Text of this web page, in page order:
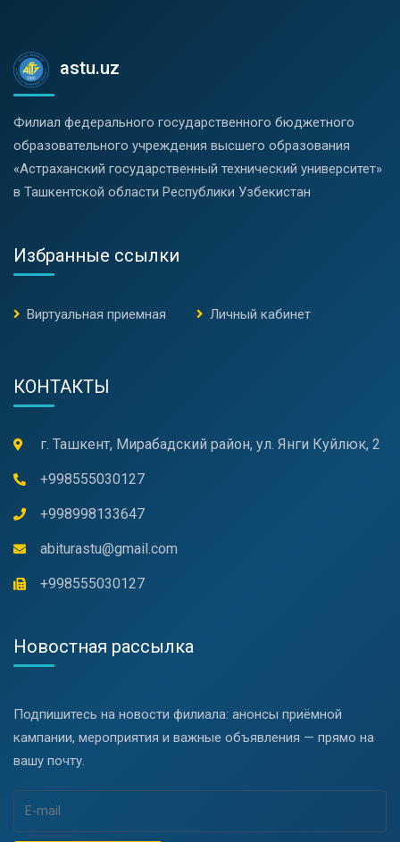
astu.uz
Филиал федерального государственного бюджетного
образовательного учреждения высшего образования
«Астраханский государственный технический университет»
в Ташкентской области Республики Узбекистан
Избранные ссылки
Виртуальная приемная Личный кабинет
КОНТАКТЫ
г. Ташкент, Мирабадский район, ул. Янги Куйлюк, 2
+998555030127
+998998133647
abiturastu@gmail.com
+998555030127
Новостная рассылка
Подпишитесь на новости филиала: анонсы приёмной
кампании, мероприятия и важные объявления — прямо на
вашу почту.